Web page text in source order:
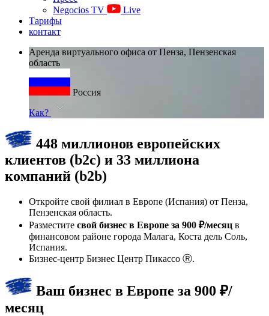
Negocios TV
Live
Тарифы
контакт
Аренда виртуального офиса от Пенза, Пензенская
область
Россия
Как?
448 миллионов европейских
клиентов (b2c) и 33 миллиона
компаний (b2b)
Откройте свой филиал в Европе (Испания) от Пенза,
Пензенская область.
Разместите свой бизнес в Европе за 900 ₽/месяц в
финансовом районе города Малага, Коста дель Соль,
Испания.
Бизнес-центр Бизнес Центр Пикассо Ⓡ.
Ваш бизнес в Европе за 900 ₽/
месяц